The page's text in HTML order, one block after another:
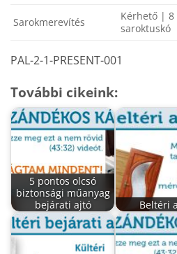
Sarokmerevítés
Kérhető | 8
saroktuskó
PAL-2-1-PRESENT-001
További cikeink:
5 pontos olcsó
biztonsági műanyag
bejárati ajtó
Beltéri